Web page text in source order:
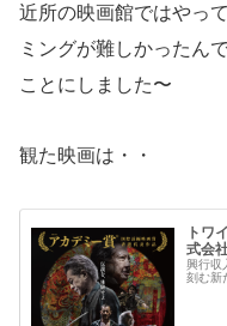
近所の映画館ではやっ
ミングが難しかったん
ことにしました〜
観た映画は・・
トワ
式会
興行収
刻む新